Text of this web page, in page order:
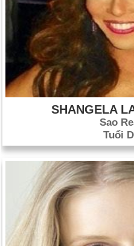
SHANGELA
Sao
Tuổi